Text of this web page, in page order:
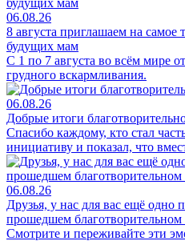
06.08.26
8 августа приглашаем на самое
будущих мам
С 1 по 7 августа во всём мире
грудного вскармливания.
06.08.26
Добрые итоги
Спасибо каждому, кто стал
инициативу и показал, что
06.08.26
Друзья, у нас для вас ещё одно
прошедшем благотворительном
Смотрите и переживайте эти